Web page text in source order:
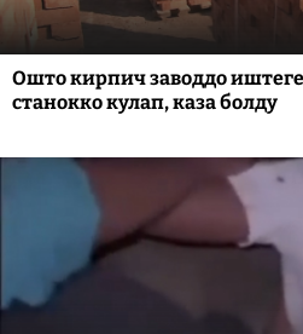
Ошто кирпич заводдо
станокко кулап, каза болду